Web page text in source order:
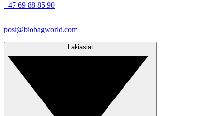
+47 69 88 85 90
post@biobagworld.com
Lakiasiat